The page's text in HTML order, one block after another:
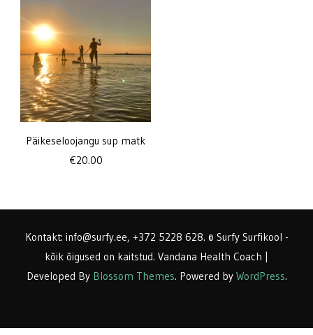
Päikeseloojangu sup matk
€20.00
Kontakt: info@surfy.ee, +372 5228 628. © Surfy Surfikool -
kõik õigused on kaitstud. Vandana Health Coach |
Developed By Blossom Themes. Powered by WordPress.